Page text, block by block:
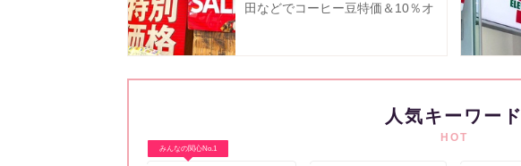
田などでコーヒー豆特価＆10％オ
人気キーワード
HOT
みんなの関心No.1